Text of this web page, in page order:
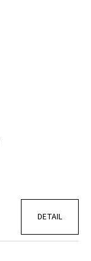
DETAIL